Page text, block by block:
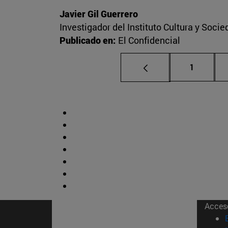
Javier Gil Guerrero
Investigador del Instituto Cultura y
Publicado en: El Confidencial
Página
1